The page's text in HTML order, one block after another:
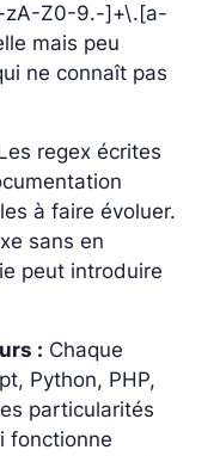
zA-Z0-9.-]+\.[a-
mais peu
ne connaît pas
regex écrites
à faire évoluer.
sans en
peut introduire
: Chaque
Python, PHP,
particularités
fonctionne